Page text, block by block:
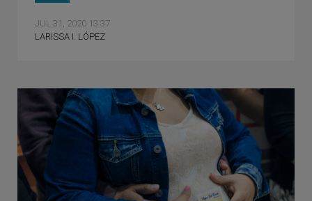
JUL 31, 2020 13:37
LARISSA I. LÓPEZ